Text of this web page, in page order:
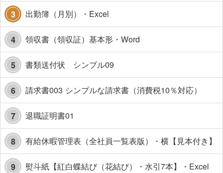
3 出勤簿（月別）・Excel
4 領収書（領収証）基本形・Word
5 書類送付状 シンプル09
6 請求書003 シンプルな請求書（消費税10％対応）
7 退職証明書01
8 有給休暇管理表（全社員一覧表版）・横【見本付き】
9 熨斗紙【紅白蝶結び（花結び）・水引7本】・Excel